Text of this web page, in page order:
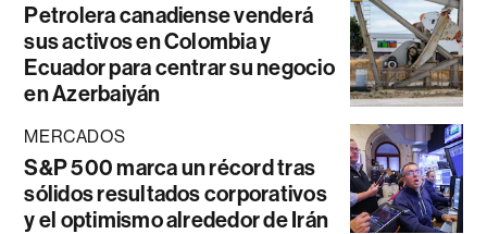
Petrolera canadiense venderá
sus activos en Colombia y
Ecuador para centrar su negocio
en Azerbaiyán
MERCADOS
S&P 500 marca un récord tras
sólidos resultados corporativos
y el optimismo alrededor de Irán